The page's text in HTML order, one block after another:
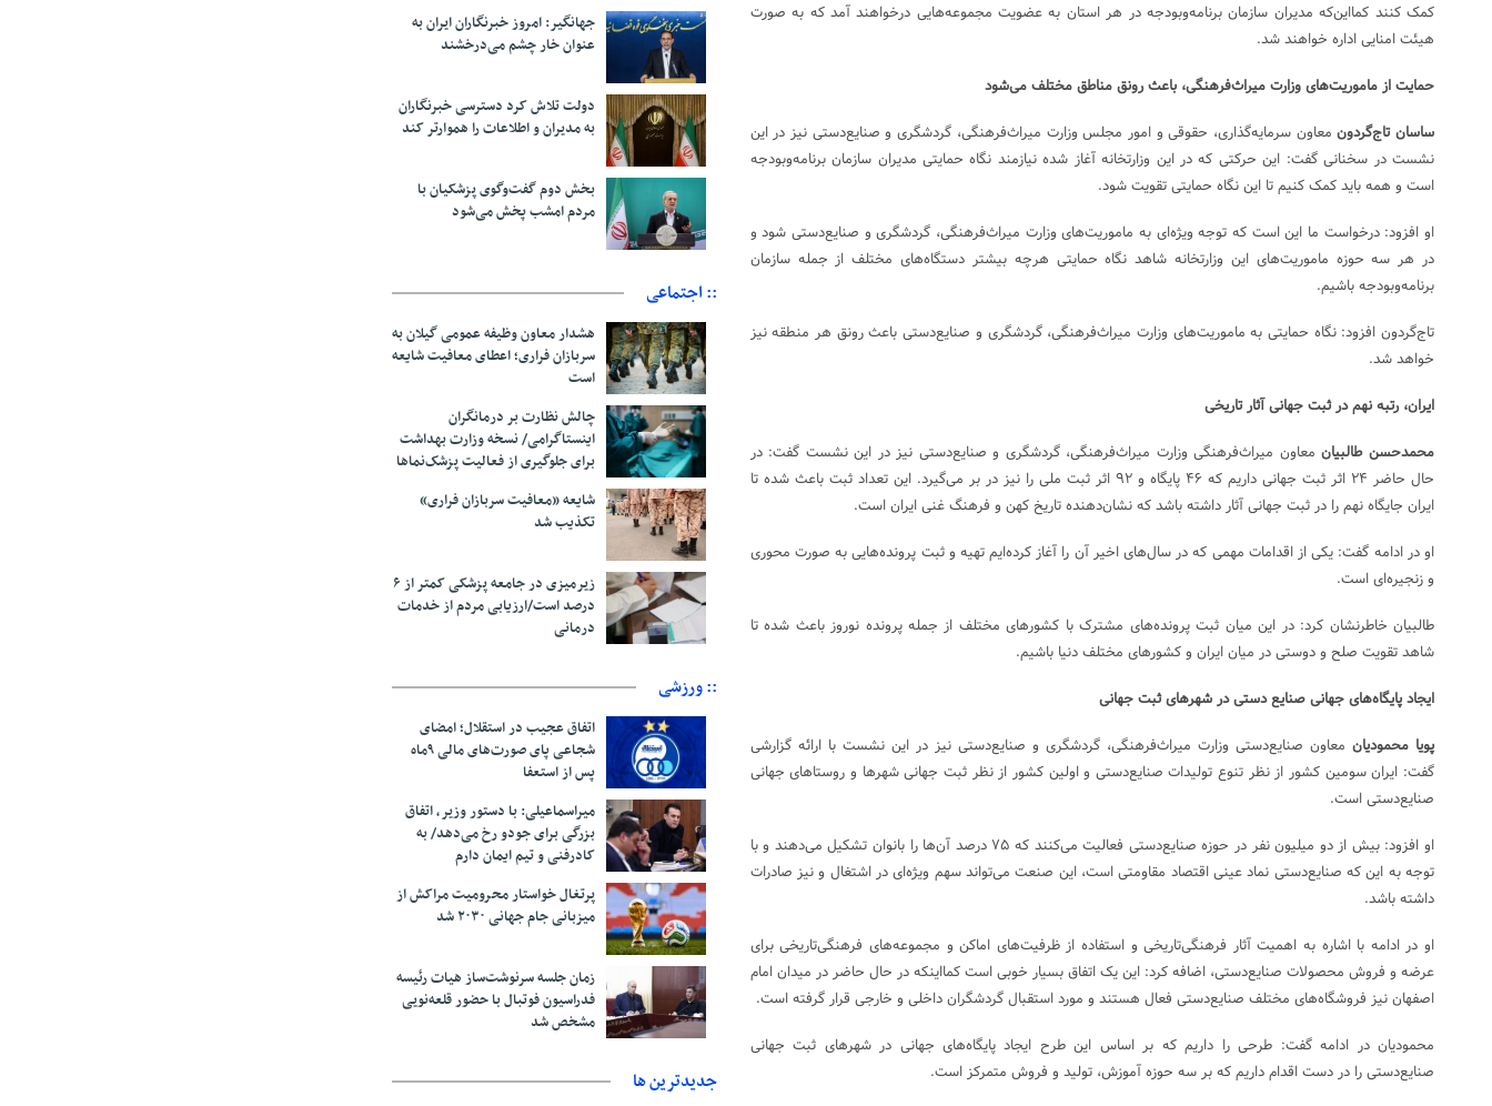
کمک کنند کمااین‌که مدیران سازمان برنامه‌وبودجه در هر استان به عضویت مجموعه‌هایی درخواهند آمد که به صورت
هیئت امنایی اداره خواهند شد.
حمایت از ماموریت‌های وزارت میراث‌فرهنگی، باعث رونق مناطق مختلف می‌شود
ساسان تاج‌گردونمعاون سرمایه‌گذاری، حقوقی و امور مجلس وزارت میراث‌فرهنگی، گردشگری و صنایع‌دستی نیز در این
نشست در سخنانی گفت: این حرکتی که در این وزارتخانه آغاز شده نیازمند نگاه حمایتی مدیران سازمان برنامه‌وبودجه
است و همه باید کمک کنیم تا این نگاه حمایتی تقویت شود.
او افزود: درخواست ما این است که توجه ویژه‌ای به ماموریت‌های وزارت میراث‌فرهنگی، گردشگری و صنایع‌دستی شود و
در هر سه حوزه ماموریت‌های این وزارتخانه شاهد نگاه حمایتی هرچه بیشتر دستگاه‌های مختلف از جمله سازمان
برنامه‌وبودجه باشیم.
تاج‌گردون افزود: نگاه حمایتی به ماموریت‌های وزارت میراث‌فرهنگی، گردشگری و صنایع‌دستی باعث رونق هر منطقه نیز
خواهد شد.
ایران، رتبه نهم در ثبت جهانی آثار تاریخی
محمدحسن طالبیانمعاون میراث‌فرهنگی وزارت میراث‌فرهنگی، گردشگری و صنایع‌دستی نیز در این نشست گفت: در
حال حاضر ۲۴ اثر ثبت جهانی داریم که ۴۶ پایگاه و ۹۲ اثر ثبت ملی را نیز در بر می‌گیرد. این تعداد ثبت باعث شده تا
ایران جایگاه نهم را در ثبت جهانی آثار داشته باشد که نشان‌دهنده تاریخ کهن و فرهنگ غنی ایران است.
او در ادامه گفت: یکی از اقدامات مهمی که در سال‌های اخیر آن را آغاز کرده‌ایم تهیه و ثبت پرونده‌هایی به صورت محوری
و زنجیره‌ای است.
طالبیان خاطرنشان کرد: در این میان ثبت پرونده‌های مشترک با کشورهای مختلف از جمله پرونده نوروز باعث شده تا
شاهد تقویت صلح و دوستی در میان ایران و کشورهای مختلف دنیا باشیم.
ایجاد پایگاه‌های جهانی صنایع دستی در شهرهای ثبت جهانی
پویا محمودیان معاون صنایع‌دستی وزارت میراث‌فرهنگی، گردشگری و صنایع‌دستی نیز در این نشست با ارائه گزارشی
گفت: ایران سومین کشور از نظر تنوع تولیدات صنایع‌دستی و اولین کشور از نظر ثبت جهانی شهرها و روستاهای جهانی
صنایع‌دستی است.
او افزود: بیش از دو میلیون نفر در حوزه صنایع‌دستی فعالیت می‌کنند که ۷۵ درصد آن‌ها را بانوان تشکیل می‌دهند و با
توجه به این که صنایع‌دستی نماد عینی اقتصاد مقاومتی است، این صنعت می‌تواند سهم ویژه‌ای در اشتغال و نیز صادرات
داشته باشد.
او در ادامه با اشاره به اهمیت آثار فرهنگی‌تاریخی و استفاده از ظرفیت‌های اماکن و مجموعه‌های فرهنگی‌تاریخی برای
عرضه و فروش محصولات صنایع‌دستی، اضافه کرد: این یک اتفاق بسیار خوبی است کمااینکه در حال حاضر در میدان امام
اصفهان نیز فروشگاه‌های مختلف صنایع‌دستی فعال هستند و مورد استقبال گردشگران داخلی و خارجی قرار گرفته است.
محمودیان در ادامه گفت: طرحی را داریم که بر اساس این طرح ایجاد پایگاه‌های جهانی در شهرهای ثبت جهانی
صنایع‌دستی را در دست اقدام داریم که بر سه حوزه آموزش، تولید و فروش متمرکز است.
جهانگیر: امروز خبرنگاران ایران به
عنوان خار چشم می‌درخشند
دولت تلاش کرد دسترسی خبرنگاران
به مدیران و اطلاعات را هموارتر کند
بخش دوم گفت‌وگوی پزشکیان با
مردم امشب پخش می‌شود
:: اجتماعی
هشدار معاون وظیفه عمومی گیلان به
سربازان فراری؛ اعطای معافیت شایعه
است
چالش نظارت بر درمانگران
اینستاگرامی/ نسخه وزارت بهداشت
برای جلوگیری از فعالیت پزشک‌نماها
شایعه «معافیت سربازان فراری»
تکذیب شد
زیرمیزی در جامعه پزشکی کمتر از ۶
درصد است/ارزیابی مردم از خدمات
درمانی
:: ورزشی
اتفاق عجیب در استقلال؛ امضای
شجاعی پای صورت‌های مالی ٩ماه
پس از استعفا
میراسماعیلی: با دستور وزیر، اتفاق
بزرگی برای جودو رخ می‌دهد/ به
کادرفنی و تیم ایمان دارم
پرتغال خواستار محرومیت مراکش از
میزبانی جام جهانی ۲۰۳۰ شد
زمان جلسه سرنوشت‌ساز هیات رئیسه
فدراسیون فوتبال با حضور قلعه‌نویی
مشخص شد
جديدترين ها